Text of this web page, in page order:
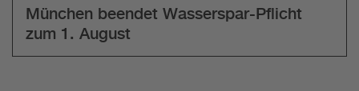
München beendet Wasserspar-Pflicht
zum 1. August